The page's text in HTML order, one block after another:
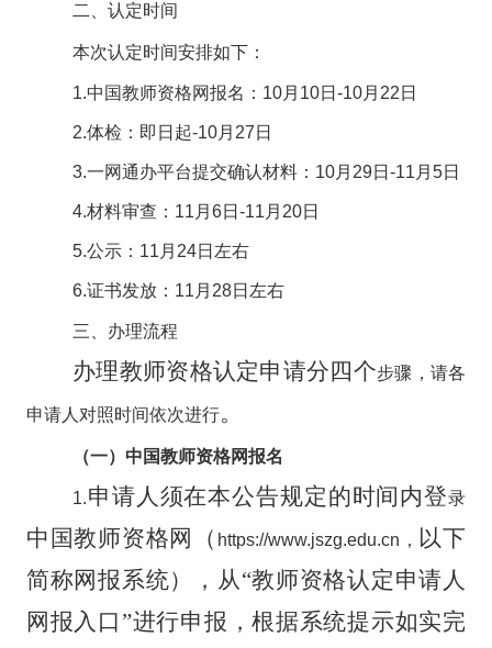
二、认定时间
本次认定时间安排如下：
1.中国教师资格网报名： 10月 10日-10月 22 日
2.体检：即日起-10月 27 日
3.一网通办平台提交确认材料： 10月 29日-11 月5日
4.材料审查： 11 月6日-11 月 20日
5.公示： 11 月 24日左右
6.证书发放： 11 月 28日左右
三、办理流程
办理教师资格认定申请分四个步骤，请各
申请人对照时间依次进行。
（一） 中国教师资格网报名
1.申请人须在本公告规定的时间内登录
中国教师资格网（ https://www.jszg.edu.cn ， 以下
简称网报系统），从“教师资格认定申请人
网报入口 ”进行申报，根据系统提示如实完